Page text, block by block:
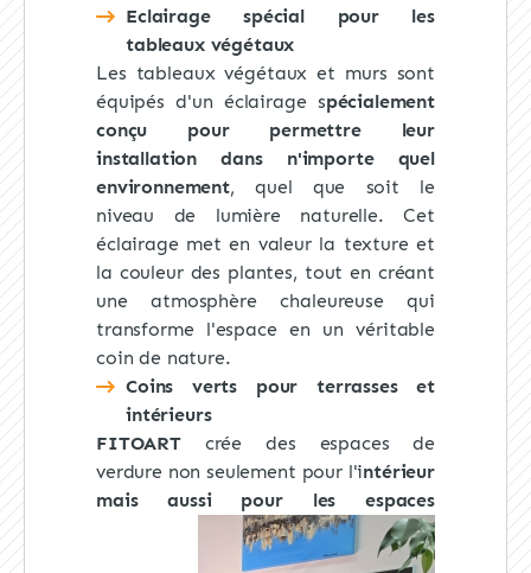
Eclairage spécial pour les
tableaux végétaux
Les tableaux végétaux et murs sont
équipés d'un éclairage spécialement
conçu pour permettre leur
installation dans n'importe quel
environnement, quel que soit le
niveau de lumière naturelle. Cet
éclairage met en valeur la texture et
la couleur des plantes, tout en créant
une atmosphère chaleureuse qui
transforme l'espace en un véritable
coin de nature.
Coins verts pour terrasses et
intérieurs
FITOARTcrée des espaces de
verdure non seulement pour l'intérieur
mais aussi pour les espaces